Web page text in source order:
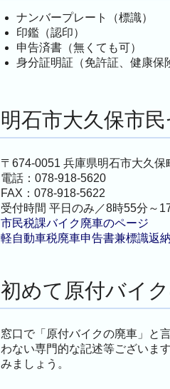
ナンバープレート（標識）
印鑑（認印）
申告済書（無くても可）
身分証明証（免許証、健康保
明石市大久保市
〒674-0051 兵庫県明石市大久保
電話：078-918-5620
FAX：078-918-5622
受付時間 平日のみ／8時55分～
市民税課バイク廃車のページ
軽自動車税廃車申告書兼標識返
初めて原付バイ
窓口で「原付バイクの廃車」と
わない専門的な記述等ございま
みましょう。